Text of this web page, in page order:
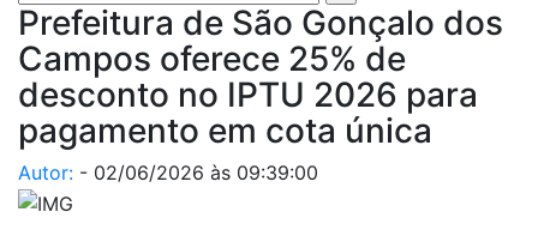
Prefeitura de São Gonçalo dos
Campos oferece 25% de
desconto no IPTU 2026 para
pagamento em cota única
Autor: - 02/06/2026 às 09:39:00